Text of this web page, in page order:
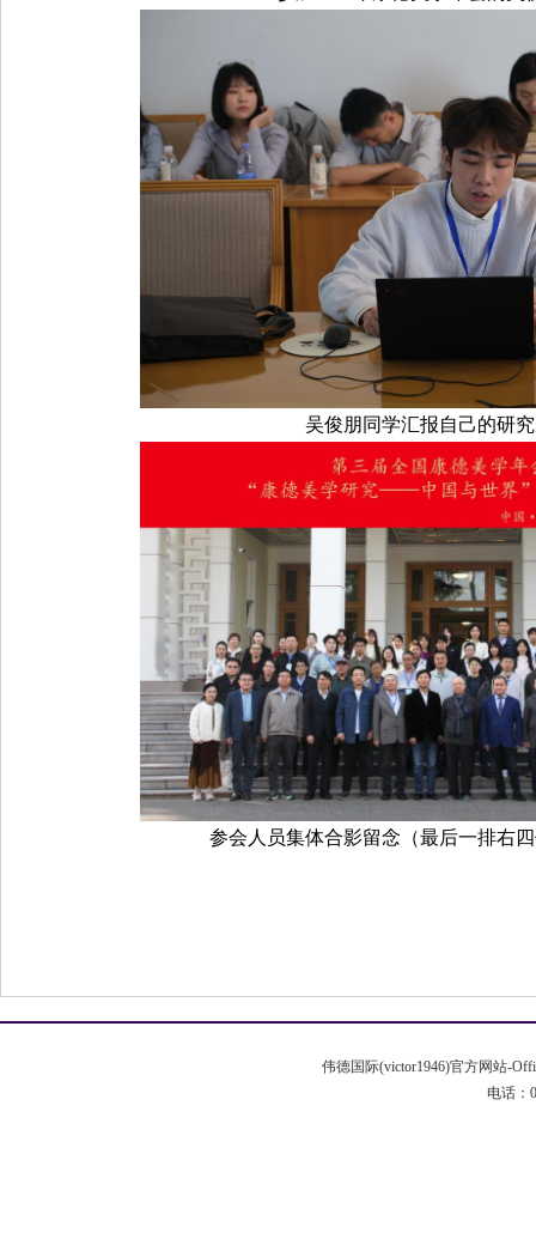
吴俊朋同学汇报自己的研
参会人员集体合影留念（最后一排右
伟德国际(victor1946)官方网站-
电话：